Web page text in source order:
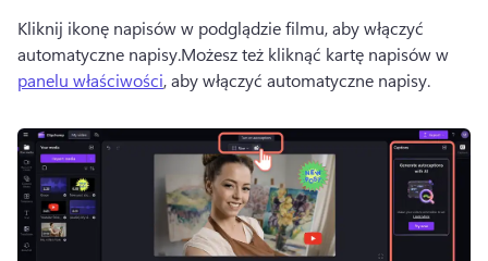
Kliknij ikonę napisów w podglądzie filmu, aby włączyć
automatyczne napisy.Możesz też kliknąć kartę napisów w
panelu właściwości, aby włączyć automatyczne napisy.